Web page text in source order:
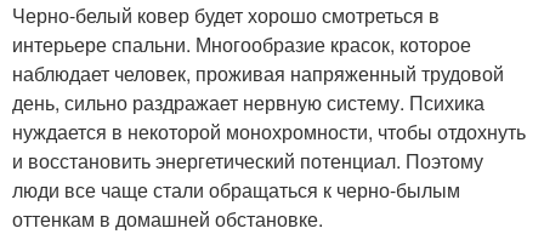
Черно-белый ковер будет хорошо смотреться в
интерьере спальни. Многообразие красок, которое
наблюдает человек, проживая напряженный трудовой
день, сильно раздражает нервную систему. Психика
нуждается в некоторой монохромности, чтобы отдохнуть
и восстановить энергетический потенциал. Поэтому
люди все чаще стали обращаться к черно-былым
оттенкам в домашней обстановке.